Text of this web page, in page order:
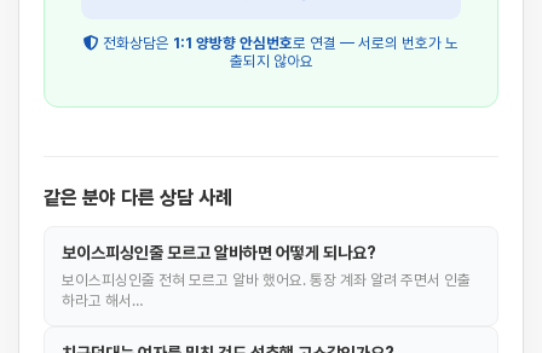
전화상담은 1:1 양방향 안심번호로 연결 — 서로의 번호가 노
출되지 않아요
같은 분야 다른 상담 사례
보이스피싱인줄 모르고 알바하면 어떻게 되나요?
보이스피싱인줄 전혀 모르고 알바 했어요. 통장 계좌 알려 주면서 인출
하라고 해서…